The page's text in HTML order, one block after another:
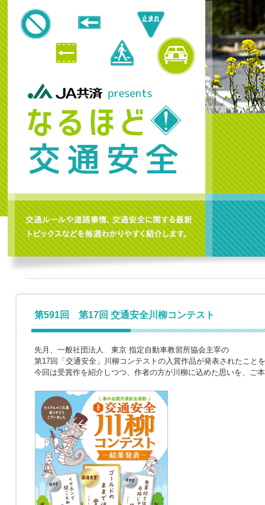
第591回 第17回 交通安全川柳コンテスト
先月、一般社団法人 東京 指定自動車教習所協会主宰の
第17回「交通安全」川柳コンテストの入賞作品が発表されたこと
今回は受賞作を紹介しつつ、作者の方が川柳に込めた思いを、ご